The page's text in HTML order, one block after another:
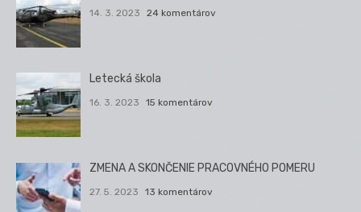
14. 3. 2023 24 komentárov
Letecká škola
16. 3. 2023 15 komentárov
ZMENA A SKONČENIE PRACOVNÉHO POMERU
27. 5. 2023 13 komentárov